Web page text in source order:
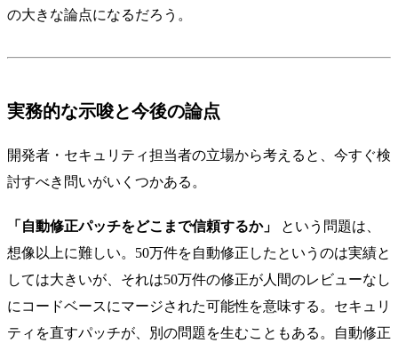
の大きな論点になるだろう。
実務的な示唆と今後の論点
開発者・セキュリティ担当者の立場から考えると、今すぐ検
討すべき問いがいくつかある。
「自動修正パッチをどこまで信頼するか」
という問題は、
想像以上に難しい。50万件を自動修正したというのは実績と
しては大きいが、それは50万件の修正が人間のレビューなし
にコードベースにマージされた可能性を意味する。セキュリ
ティを直すパッチが、別の問題を生むこともある。自動修正